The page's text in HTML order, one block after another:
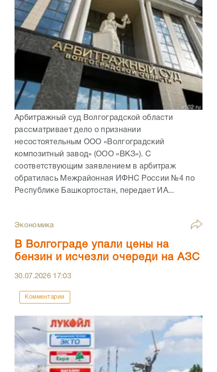
Арбитражный суд Волгоградской области
рассматривает дело о признании
несостоятельным ООО «Волгоградский
композитный завод» (ООО «ВКЗ»). С
соответствующим заявлением в арбитраж
обратилась Межрайонная ИФНС России №4 по
Республике Башкортостан, передает ИА...
Экономика
В Волгограде упали цены на
бензин и исчезли очереди на АЗС
30.07.2026 17:03
Комментарии